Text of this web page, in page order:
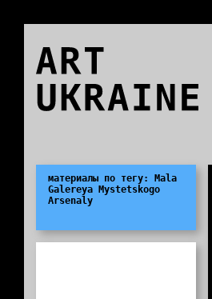
ART
UKRAINE
материалы по тегу: Mala
Galereya Mystetskogo
Arsenaly